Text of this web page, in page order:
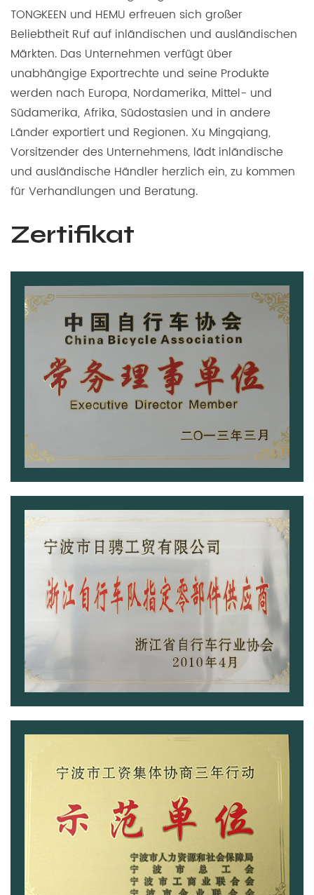
TONGKEEN und HEMU erfreuen sich großer
Beliebtheit Ruf auf inländischen und ausländischen
Märkten. Das Unternehmen verfügt über
unabhängige Exportrechte und seine Produkte
werden nach Europa, Nordamerika, Mittel- und
Südamerika, Afrika, Südostasien und in andere
Länder exportiert und Regionen. Xu Mingqiang,
Vorsitzender des Unternehmens, lädt inländische
und ausländische Händler herzlich ein, zu kommen
für Verhandlungen und Beratung.
Zertifikat